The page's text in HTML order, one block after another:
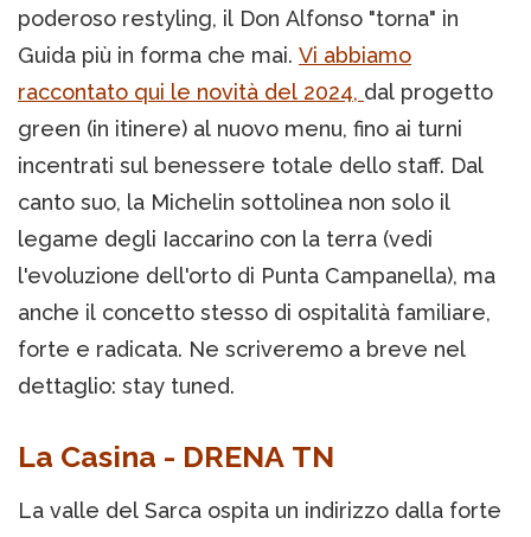
poderoso restyling, il Don Alfonso "torna" in
Guida più in forma che mai. Vi abbiamo
raccontato qui le novità del 2024, dal progetto
green (in itinere) al nuovo menu, fino ai turni
incentrati sul benessere totale dello staff. Dal
canto suo, la Michelin sottolinea non solo il
legame degli Iaccarino con la terra (vedi
l'evoluzione dell'orto di Punta Campanella), ma
anche il concetto stesso di ospitalità familiare,
forte e radicata. Ne scriveremo a breve nel
dettaglio: stay tuned.
La Casina - DRENA TN
La valle del Sarca ospita un indirizzo dalla forte